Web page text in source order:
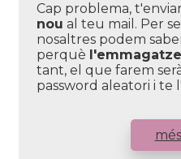
Cap problema,
nou al teu mail. Per
nosaltres podem
perquè
tant, el que farem
password aleatori i te